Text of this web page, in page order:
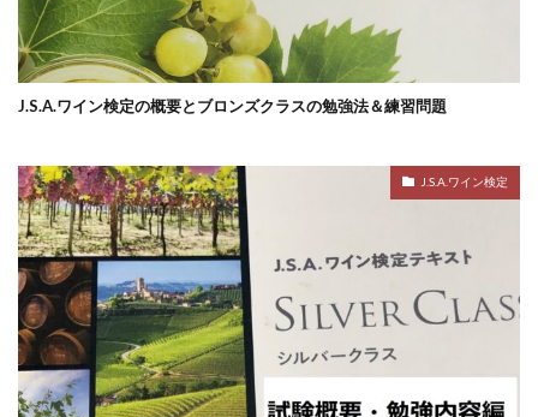
J.S.A.ワイン検定の概要とブロンズクラスの勉強法＆練習問題
J.S.A.ワイン検定